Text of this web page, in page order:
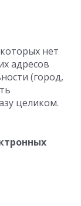
нет
адресов
(город,
целиком.